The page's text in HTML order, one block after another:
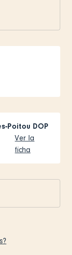
Poitou DOP
Ver la
ficha